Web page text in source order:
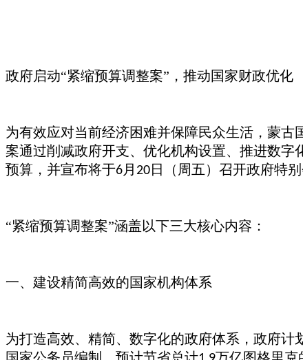
政府启动“紧缩预算调整案”，推动国家财政优化
为有效应对当前经济困难并保障民众生活，蒙
案通过削减政府开支、优化机构设置、推进数字
预算，并宣布将于6月 20 日（周五）召开政府特
“紧缩预算调整案”涵盖以下三大核心内容：
一、建设精简高效的国家机构体系
为打造高效、精简、数字化的政府体系，政府